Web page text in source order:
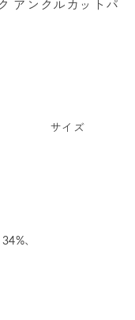
アンクルカットパ
サイズ
、